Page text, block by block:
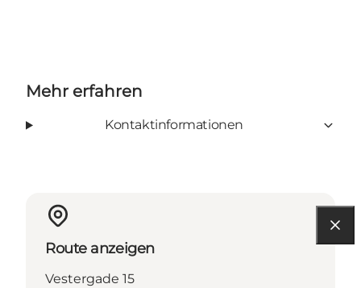
Mehr erfahren
Kontaktinformationen
Route anzeigen
Vestergade 15